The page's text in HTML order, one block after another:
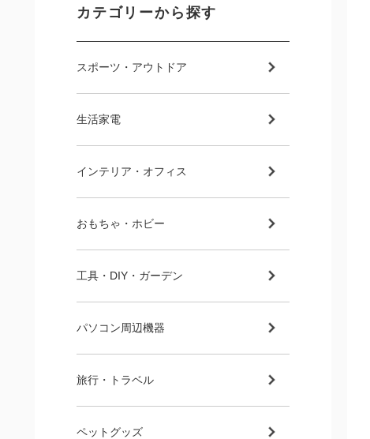
カテゴリーから探す
スポーツ・アウトドア
生活家電
インテリア・オフィス
おもちゃ・ホビー
工具・DIY・ガーデン
パソコン周辺機器
旅行・トラベル
ペットグッズ